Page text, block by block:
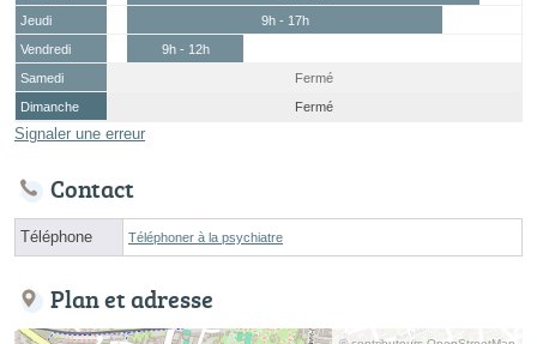
Jeudi
9h - 17h
Vendredi
9h - 12h
Samedi
Fermé
Dimanche
Fermé
Signaler une erreur
Contact
Téléphone Téléphoner à la psychiatre
Plan et adresse